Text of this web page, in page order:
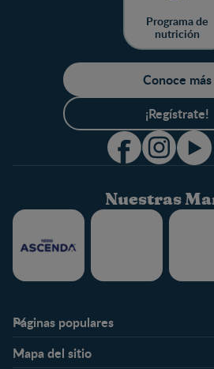
Programa de
nutrición
Conoce más
¡Regístrate!
Nuestras
Páginas populares
Expertos en Nutrición
Mapa del sitio